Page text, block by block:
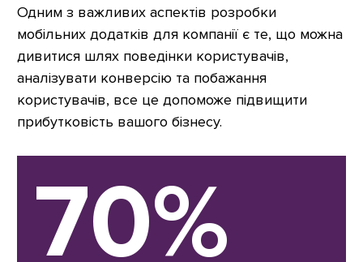
Одним з важливих аспектів розробки
мобільних додатків для компанії є те, що можна
дивитися шлях поведінки користувачів,
аналізувати конверсію та побажання
користувачів, все це допоможе підвищити
прибутковість вашого бізнесу.
70%